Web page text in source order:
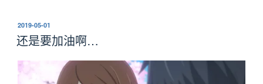
发
布
于
2019-05-01
还是要加油啊…